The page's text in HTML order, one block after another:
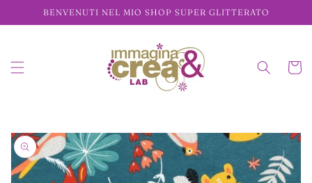
direttamente
ai contenuti
BENVENUTI NEL MIO SHOP SUPER GLITTERATO
Passa alle
informazioni
sul prodotto